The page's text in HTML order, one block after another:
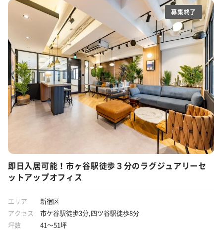
募集終了
即日入居可能！市ヶ谷駅徒歩３分のラグジュアリーセ
ットアップオフィス
エリア
新宿区
アクセス
市ケ谷駅徒歩3分,四ツ谷駅徒歩8分
坪数
41～51坪